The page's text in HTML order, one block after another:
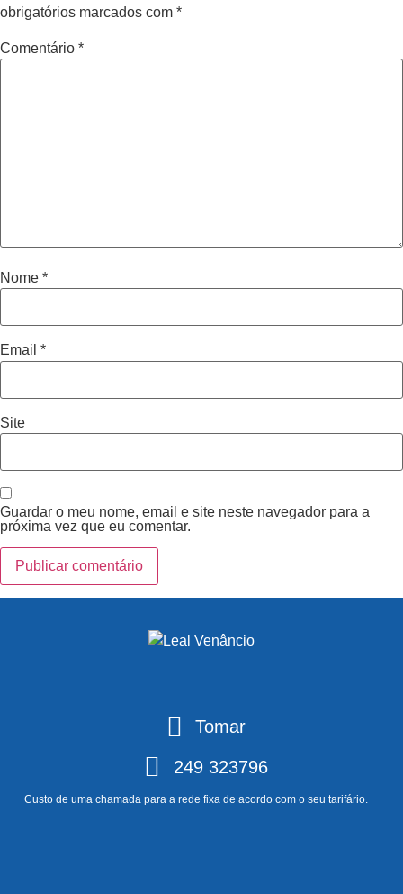
obrigatórios marcados com *
Comentário *
Nome *
Email *
Site
Guardar o meu nome, email e site neste navegador para a
próxima vez que eu comentar.
Tomar
249 323796
Custo de uma chamada para a rede fixa de acordo com o seu tarifário.